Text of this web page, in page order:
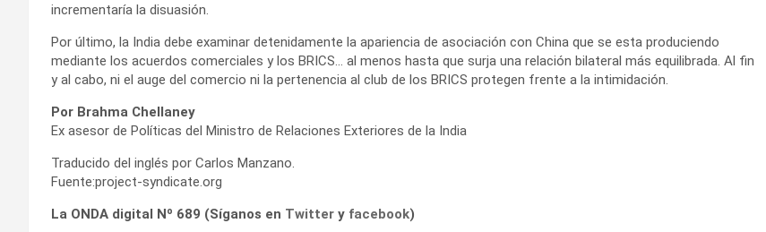
incrementaría la disuasión.
Por último, la India debe examinar detenidamente la apariencia de asociación con China que se esta produciendo
mediante los acuerdos comerciales y los BRICS… al menos hasta que surja una relación bilateral más equilibrada. Al fin
y al cabo, ni el auge del comercio ni la pertenencia al club de los BRICS protegen frente a la intimidación.
Por Brahma Chellaney
Ex asesor de Políticas del Ministro de Relaciones Exteriores de la India
Traducido del inglés por Carlos Manzano.
Fuente:project-syndicate.org
La ONDA digital Nº 689 (Síganos en Twitter y facebook)